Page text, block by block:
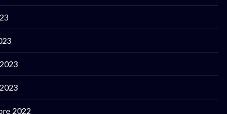
2022